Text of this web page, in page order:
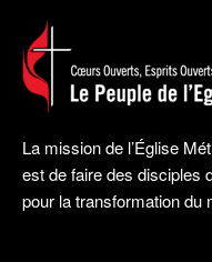
La mission de l’Église
est de faire des disciples
pour la transformation du